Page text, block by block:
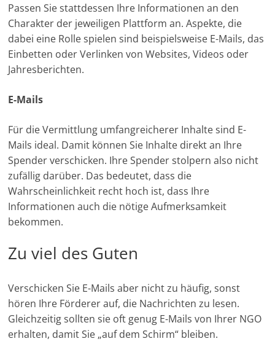
Passen Sie stattdessen Ihre Informationen an den
Charakter der jeweiligen Plattform an. Aspekte, die
dabei eine Rolle spielen sind beispielsweise E-Mails, das
Einbetten oder Verlinken von Websites, Videos oder
Jahresberichten.
E-Mails
Für die Vermittlung umfangreicherer Inhalte sind E-
Mails ideal. Damit können Sie Inhalte direkt an Ihre
Spender verschicken. Ihre Spender stolpern also nicht
zufällig darüber. Das bedeutet, dass die
Wahrscheinlichkeit recht hoch ist, dass Ihre
Informationen auch die nötige Aufmerksamkeit
bekommen.
Zu viel des Guten
Verschicken Sie E-Mails aber nicht zu häufig, sonst
hören Ihre Förderer auf, die Nachrichten zu lesen.
Gleichzeitig sollten sie oft genug E-Mails von Ihrer NGO
erhalten, damit Sie „auf dem Schirm“ bleiben.